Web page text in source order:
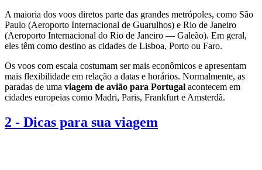
A maioria dos voos diretos parte das grandes metrópoles, como São
Paulo (Aeroporto Internacional de Guarulhos) e Rio de Janeiro
(Aeroporto Internacional do Rio de Janeiro — Galeão). Em geral,
eles têm como destino as cidades de Lisboa, Porto ou Faro.
Os voos com escala costumam ser mais econômicos e apresentam
mais flexibilidade em relação a datas e horários. Normalmente, as
paradas de uma viagem de avião para Portugal acontecem em
cidades europeias como Madri, Paris, Frankfurt e Amsterdã.
2 - Dicas para sua viagem